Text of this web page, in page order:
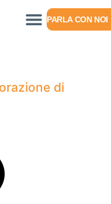
PARLA CON NOI
di